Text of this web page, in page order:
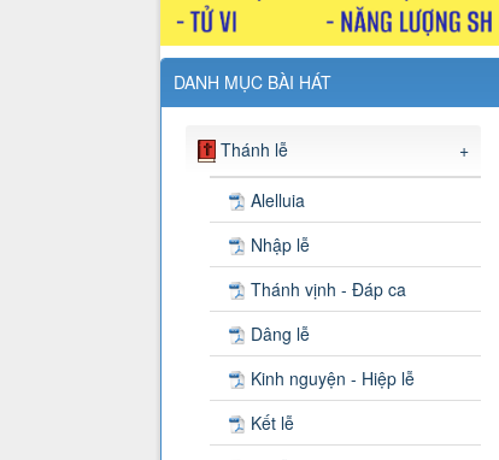
DANH MỤC BÀI HÁT
Thánh lễ +
Alelluia
Nhập lễ
Thánh vịnh - Đáp ca
Dâng lễ
Kinh nguyện - Hiệp lễ
Kết lễ